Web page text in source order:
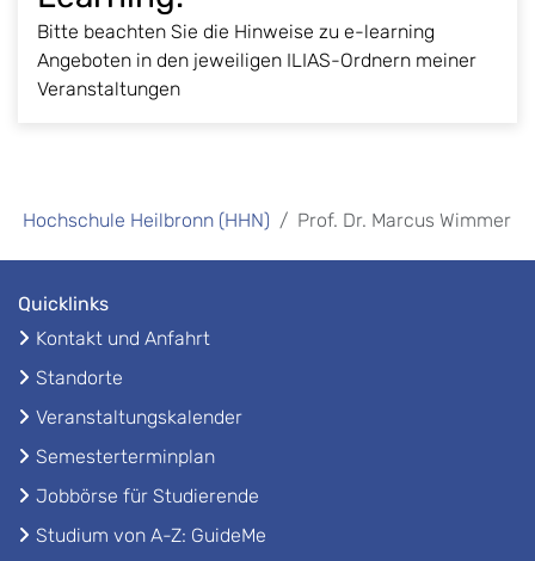
Bitte beachten Sie die Hinweise zu e-learning
Angeboten in den jeweiligen ILIAS-Ordnern meiner
Veranstaltungen
Hochschule Heilbronn (HHN) Prof. Dr. Marcus Wimmer
Quicklinks
Kontakt und Anfahrt
Standorte
Veranstaltungskalender
Semesterterminplan
Jobbörse für Studierende
Studium von A-Z: GuideMe